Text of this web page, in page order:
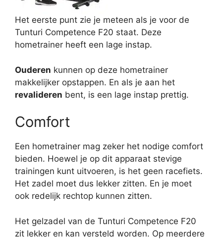
Het eerste punt zie je meteen als je voor de
Tunturi Competence F20 staat. Deze
hometrainer heeft een lage instap.
Ouderen kunnen op deze hometrainer
makkelijker opstappen. En als je aan het
revalideren bent, is een lage instap prettig.
Comfort
Een hometrainer mag zeker het nodige comfort
bieden. Hoewel je op dit apparaat stevige
trainingen kunt uitvoeren, is het geen racefiets.
Het zadel moet dus lekker zitten. En je moet
ook redelijk rechtop kunnen zitten.
Het gelzadel van de Tunturi Competence F20
zit lekker en kan versteld worden. Op meerdere